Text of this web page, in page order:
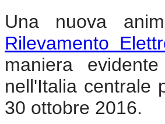
Una nuova
Rilevamento
maniera
nell'Italia centrale
30 ottobre 2016.